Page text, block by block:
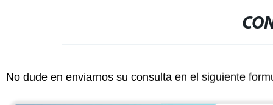
No dude en enviarnos su consulta en el siguiente